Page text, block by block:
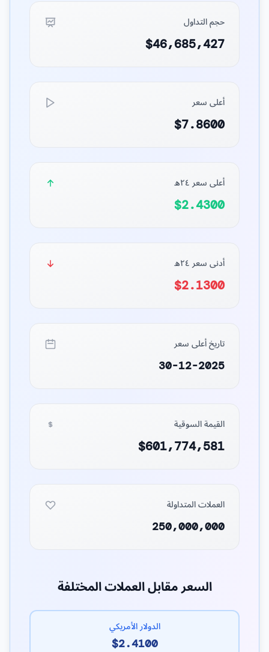
حجم التداول
$46,685,427
أعلى سعر
$7.8600
أعلى سعر ٢٤ه
$2.4300
أدنى سعر ٢٤ه
$2.1300
تاريخ أعلى سعر
30-12-2025
القيمة السوقية
$601,774,581
العملات المتداولة
250,000,000
السعر مقابل العملات المختلفة
الدولار الأمريكي
$2.4100